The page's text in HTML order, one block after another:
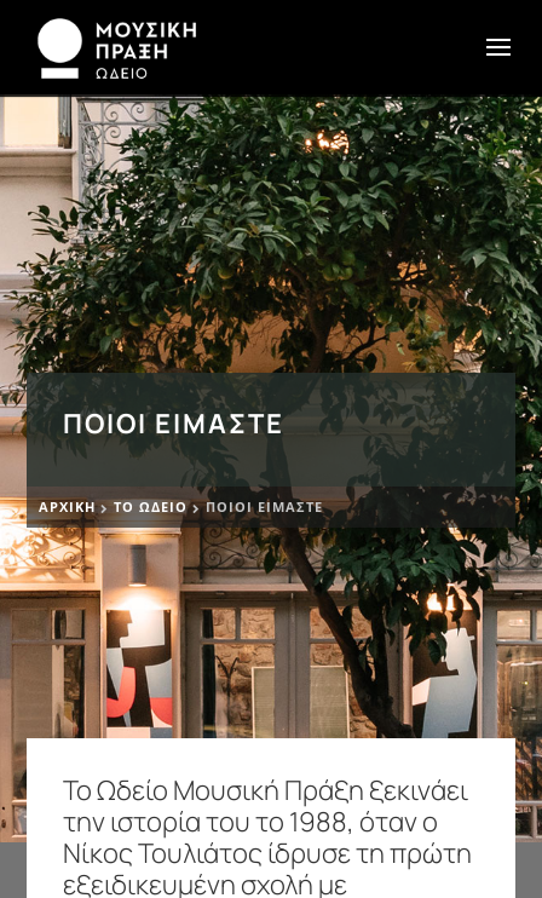
ΠΟΙΟΙ ΕΊΜΑΣΤΕ
ΑΡΧΙΚΉ  ΤΟ ΩΔΕΊΟ  ΠΟΙΟΙ ΕΊΜΑΣΤΕ
Το Ωδείο Μουσική Πράξη ξεκινάει
την ιστορία του το 1988, όταν ο
Νίκος Τουλιάτος ίδρυσε τη πρώτη
εξειδικευμένη σχολή με